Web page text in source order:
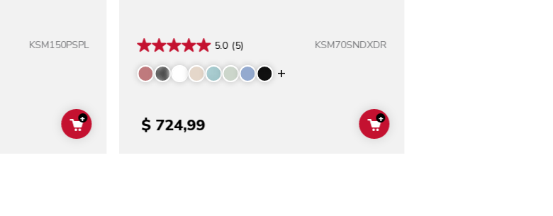
KSM150PSPL
more colors
ADD TO CART
+
5.0 (5) KSM70SNDXDR
Display more colors
$ 724,99 ADD TO CART
+